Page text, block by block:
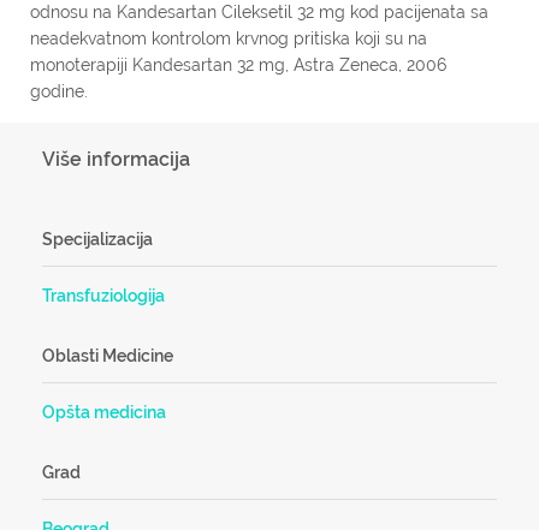
odnosu na Kandesartan Cileksetil 32 mg kod pacijenata sa
neadekvatnom kontrolom krvnog pritiska koji su na
monoterapiji Kandesartan 32 mg, Astra Zeneca, 2006
godine.
Više informacija
Specijalizacija
Transfuziologija
Oblasti Medicine
Opšta medicina
Grad